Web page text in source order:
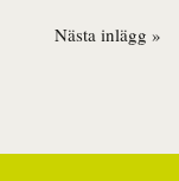
Nästa inlägg »